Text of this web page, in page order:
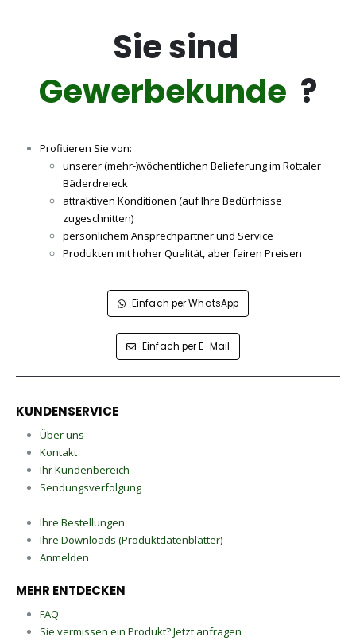
Sie sind
Gewerbekunde ?
Profitieren Sie von:
unserer (mehr-)wöchentlichen Belieferung im Rottaler
Bäderdreieck
attraktiven Konditionen (auf Ihre Bedürfnisse
zugeschnitten)
persönlichem Ansprechpartner und Service
Produkten mit hoher Qualität, aber fairen Preisen
Einfach per WhatsApp
Einfach per E-Mail
KUNDENSERVICE
Über uns
Kontakt
Ihr Kundenbereich
Sendungsverfolgung
Ihre Bestellungen
Ihre Downloads (Produktdatenblätter)
Anmelden
MEHR ENTDECKEN
FAQ
Sie vermissen ein Produkt? Jetzt anfragen